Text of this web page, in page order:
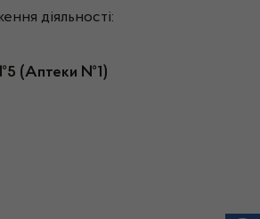
діяльності:
(Аптеки №1)